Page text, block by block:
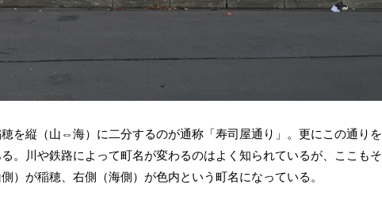
を縦（山⇔海）に二分するのが通称「寿司屋通り」。更にこの通りを
。川や鉄路によって町名が変わるのはよく知られているが、ここもそ
）が稲穂、右側（海側）が色内という町名になっている。